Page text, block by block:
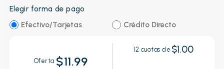
Elegir forma de pago
Efectivo/Tarjetas
Crédito Directo
Oferta $11.99
12cuotas de$1.00